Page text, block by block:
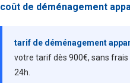
coût de déménagement
tarif de déménagement
votre tarif dès 900€, sans
24h.